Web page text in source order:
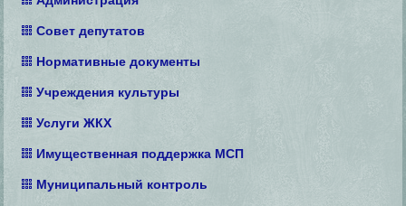
Совет депутатов
Нормативные документы
Учреждения культуры
Услуги ЖКХ
Имущественная поддержка МСП
Муниципальный контроль